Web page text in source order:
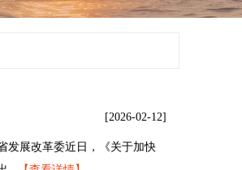
[2026-02-12]
展改革委近日，《关于加快